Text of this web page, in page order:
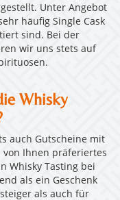
Unter Angebot
häufig Single Cask
sind. Bei der
wir uns stets auf
Whisky
auch Gutscheine mit
von Ihnen präferiertes
Whisky Tasting bei
als ein Geschenk
als auch für